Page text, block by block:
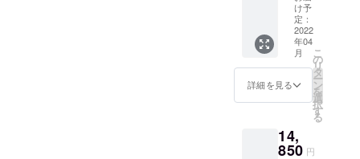
ます。
円を含
んだ金
額で
す。 ※
一般販
売価格
は税込
700円を
予定し
ており
容 ・
Yuruwa
*オリジ
ナル
パー
カー 1
着 ※
お好み
の色と
をお選
びくだ
け予
定：
2022
年04
月
詳細を見る
こ
の
リ
タ
ー
ン
を
選
択
す
る
14,
850 円